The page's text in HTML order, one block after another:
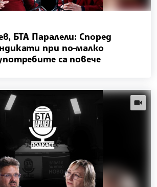
БТА Паралели: Според
при по-малко
са повече